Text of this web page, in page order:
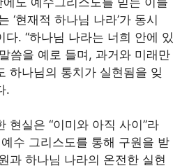
‘현재적 하나님 나라’가 동시
다. “하나님 나라는 너희 안에 있
씀을 예로 들며, 과거와 미래만
하나님의 통치가 실현됨을 잊
.
현실은 “이미와 아직 사이”라
수 그리스도를 통해 구원을 받
과 하나님 나라의 온전한 실현